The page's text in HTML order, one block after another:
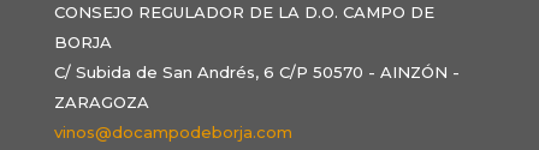
CONSEJO REGULADOR DE LA D.O. CAMPO DE
BORJA
C/ Subida de San Andrés, 6 C/P 50570 - AINZÓN -
ZARAGOZA
vinos@docampodeborja.com